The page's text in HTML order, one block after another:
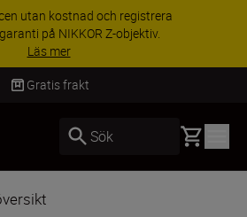
| Få 15 % rabatt på
komplettera din utrustning i
dagHandla nu
Gratis frakt
Sök Basket